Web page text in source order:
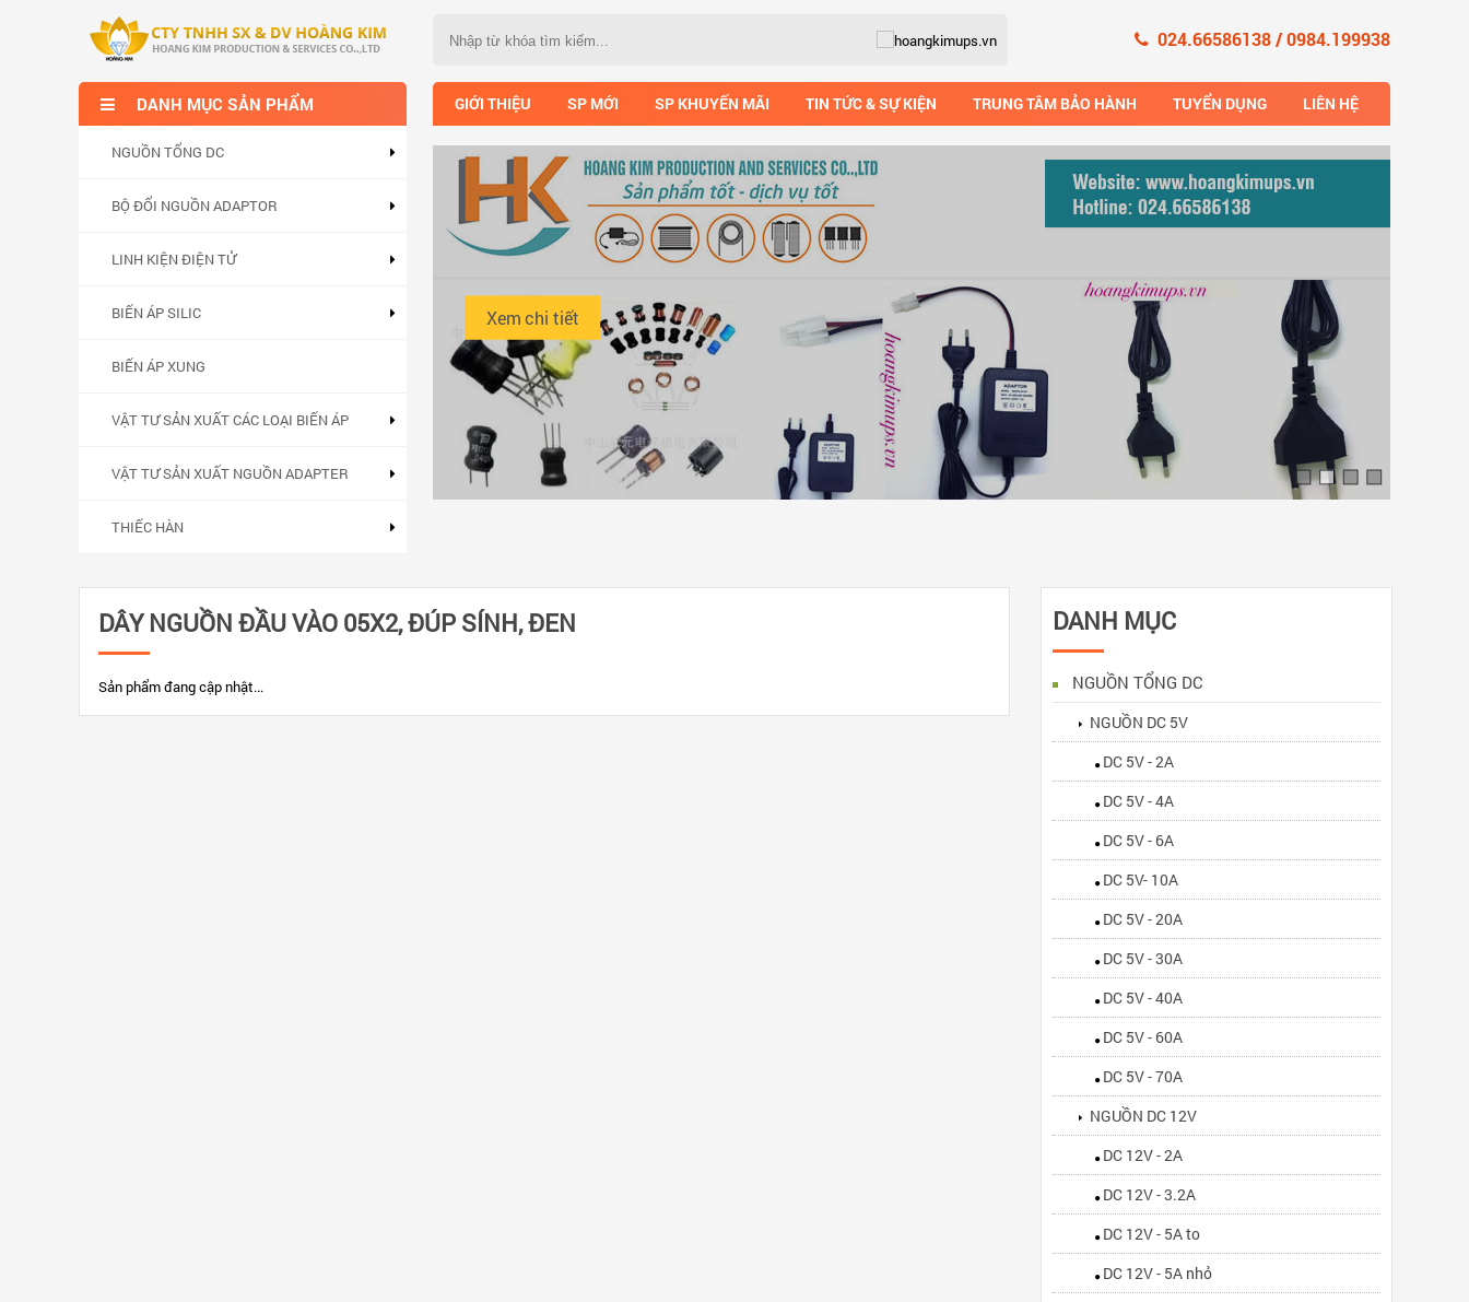
024.66586138 / 0984.199938
DANH MỤC SẢN PHẨM
NGUỒN TỔNG DC
BỘ ĐỔI NGUỒN ADAPTOR
LINH KIỆN ĐIỆN TỬ
BIẾN ÁP SILIC
BIẾN ÁP XUNG
VẬT TƯ SẢN XUẤT CÁC LOẠI BIẾN ÁP
VẬT TƯ SẢN XUẤT NGUỒN ADAPTER
THIẾC HÀN
GIỚI THIỆU SP MỚI SP KHUYẾN MÃI TIN TỨC & SỰ KIỆN TRUNG TÂM BẢO HÀNH TUYỂN DỤNG LIÊN HỆ
Xem chi tiết
DANH MỤC
NGUỒN TỔNG DC
NGUỒN DC 5V
DC 5V - 2A
DC 5V - 4A
DC 5V - 6A
DC 5V- 10A
DC 5V - 20A
DC 5V - 30A
DC 5V - 40A
DC 5V - 60A
DC 5V - 70A
NGUỒN DC 12V
DC 12V - 2A
DC 12V - 3.2A
DC 12V - 5A to
DC 12V - 5A nhỏ
DÂY NGUỒN ĐẦU VÀO 05X2, ĐÚP SÍNH, ĐEN
Sản phẩm đang cập nhật...